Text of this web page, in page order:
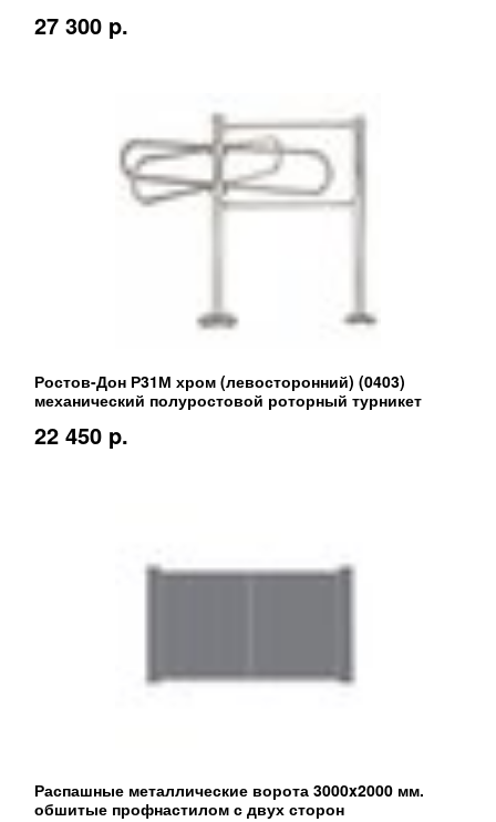
27 300 p.
Ростов-Дон Р31М хром (левосторонний) (0403)
механический полуростовой роторный турникет
22 450 p.
Распашные металлические ворота 3000x2000 мм.
обшитые профнастилом с двух сторон